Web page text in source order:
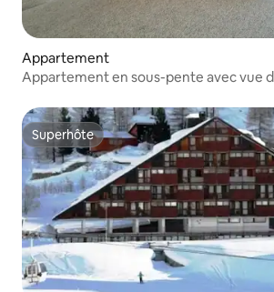
Appartement
Appartement en sous-pente avec vue
Superhôte
Superhôte